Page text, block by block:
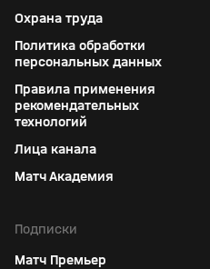
Охрана труда
Политика обработки
персональных данных
Правила применения
рекомендательных
технологий
Лица канала
Матч Академия
Подписки
Матч Премьер